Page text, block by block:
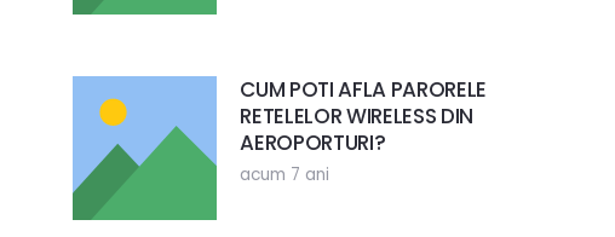
CUM POTI AFLA PARORELE
RETELELOR WIRELESS DIN
AEROPORTURI?
acum 7 ani